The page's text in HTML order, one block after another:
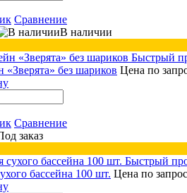
Сравнение
В наличии
Быстрый
«Зверята» без шариков Цена по
Сравнение
заказ
Быстрый
бассейна 100 шт. Цена по